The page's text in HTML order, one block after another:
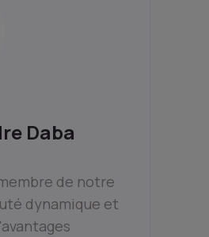
Daba
de notre
dynamique et